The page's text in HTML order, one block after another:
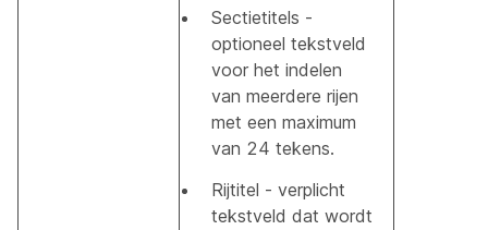
Sectietitels -
optioneel tekstveld
voor het indelen
van meerdere rijen
met een maximum
van 24 tekens.
Rijtitel - verplicht
tekstveld dat wordt